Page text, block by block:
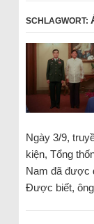
SCHLAGWORT:
Ngày 3/9,
kiện, Tổng
Nam đã được
Được biết,